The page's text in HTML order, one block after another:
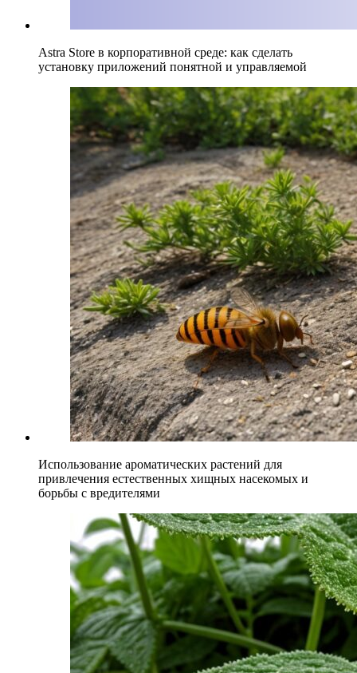
Astra Store в корпоративной среде: как сделать
установку приложений понятной и управляемой
Использование ароматических растений для
привлечения естественных хищных насекомых и
борьбы с вредителями